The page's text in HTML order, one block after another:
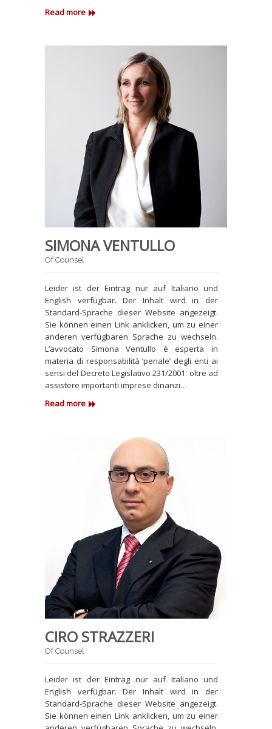
Read more
SIMONA VENTULLO
Of Counsel
Leider ist der Eintrag nur auf Italiano und
English verfügbar. Der Inhalt wird in der
Standard-Sprache dieser Website angezeigt.
Sie können einen Link anklicken, um zu einer
anderen verfügbaren Sprache zu wechseln.
L’avvocato Simona Ventullo è esperta in
materia di responsabilità ‘penale’ degli enti ai
sensi del Decreto Legislativo 231/2001: oltre ad
assistere importanti imprese dinanzi…
Read more
CIRO STRAZZERI
Of Counsel
Leider ist der Eintrag nur auf Italiano und
English verfügbar. Der Inhalt wird in der
Standard-Sprache dieser Website angezeigt.
Sie können einen Link anklicken, um zu einer